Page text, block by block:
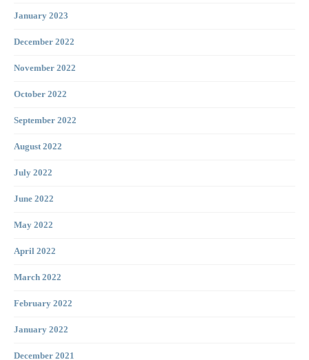
January 2023
December 2022
November 2022
October 2022
September 2022
August 2022
July 2022
June 2022
May 2022
April 2022
March 2022
February 2022
January 2022
December 2021